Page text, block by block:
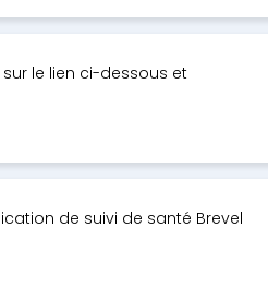
le lien ci-dessous et
de suivi de santé Brevel